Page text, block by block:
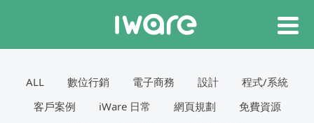
ALL 數位行銷 電子商務 設計
程式/系統
客戶案例
iWare 日常 網頁規劃
免費資源